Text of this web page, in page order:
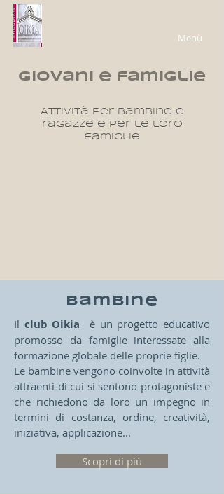
Menù
giovani e famiglie
Attività per bambine e
ragazze e per le loro
famiglie
bambine
Il club Oikia è un progetto educativo
promosso da famiglie interessate alla
formazione globale delle proprie figlie.
Le bambine vengono coinvolte in attività
attraenti di cui si sentono protagoniste e
che richiedono da loro un impegno in
termini di costanza, ordine, creatività,
iniziativa, applicazione...
Scopri di più